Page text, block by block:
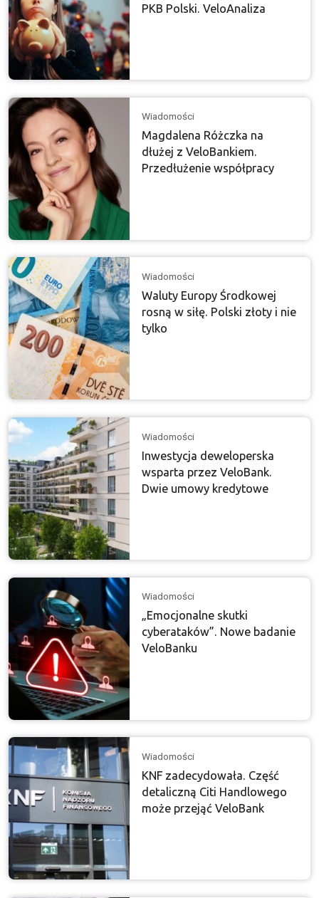
PKB Polski. VeloAnaliza
Wiadomości
Magdalena Różczka na
dłużej z VeloBankiem.
Przedłużenie współpracy
Wiadomości
Waluty Europy Środkowej
rosną w siłę. Polski złoty i nie
tylko
Wiadomości
Inwestycja deweloperska
wsparta przez VeloBank.
Dwie umowy kredytowe
Wiadomości
„Emocjonalne skutki
cyberataków”. Nowe badanie
VeloBanku
Wiadomości
KNF zadecydowała. Część
detaliczną Citi Handlowego
może przejąć VeloBank